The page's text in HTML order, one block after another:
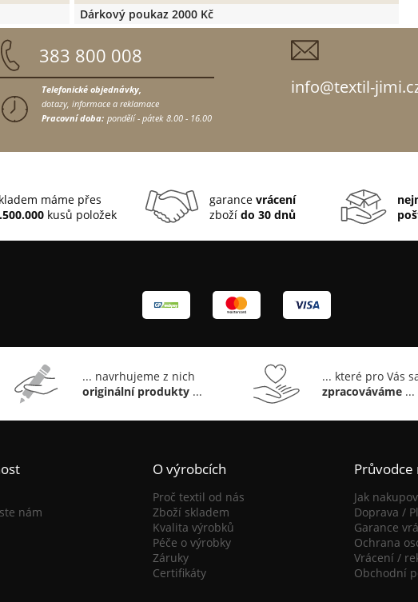
Dárkový poukaz 2000 Kč
383 800 008
Telefonické objednávky,
dotazy, informace a reklamace
Pracovní doba: pondělí - pátek 8.00 - 16.00
info@textil-
máme přes
kusů položek
garance vrácení
zboží do 30 dnů
nám
O výrobcích
Proč textil od nás
Zboží skladem
Kvalita výrobků
Péče o výrobky
Záruky
Certifikáty
Jak
Doprava /
Garance
Ochrana
Vrácení /
Obchodní
... navrhujeme z nich
originální produkty...
... které pro Vás
zpracováváme ...